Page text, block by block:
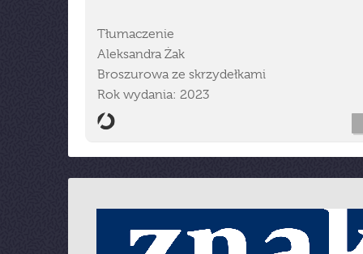
Tłumaczenie
Aleksandra Żak
Broszurowa ze skrzydełkami
Rok wydania: 2023